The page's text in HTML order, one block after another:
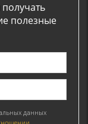
полезные
данных